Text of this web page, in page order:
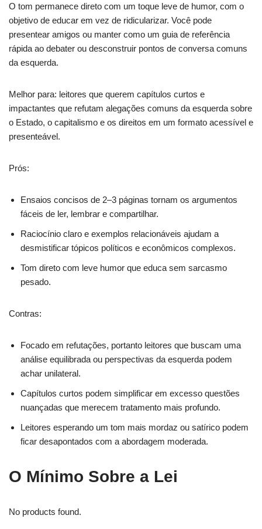
O tom permanece direto com um toque leve de humor, com o
objetivo de educar em vez de ridicularizar. Você pode
presentear amigos ou manter como um guia de referência
rápida ao debater ou desconstruir pontos de conversa comuns
da esquerda.
Melhor para: leitores que querem capítulos curtos e
impactantes que refutam alegações comuns da esquerda sobre
o Estado, o capitalismo e os direitos em um formato acessível e
presenteável.
Prós:
Ensaios concisos de 2–3 páginas tornam os argumentos
fáceis de ler, lembrar e compartilhar.
Raciocínio claro e exemplos relacionáveis ajudam a
desmistificar tópicos políticos e econômicos complexos.
Tom direto com leve humor que educa sem sarcasmo
pesado.
Contras:
Focado em refutações, portanto leitores que buscam uma
análise equilibrada ou perspectivas da esquerda podem
achar unilateral.
Capítulos curtos podem simplificar em excesso questões
nuançadas que merecem tratamento mais profundo.
Leitores esperando um tom mais mordaz ou satírico podem
ficar desapontados com a abordagem moderada.
O Mínimo Sobre a Lei
No products found.